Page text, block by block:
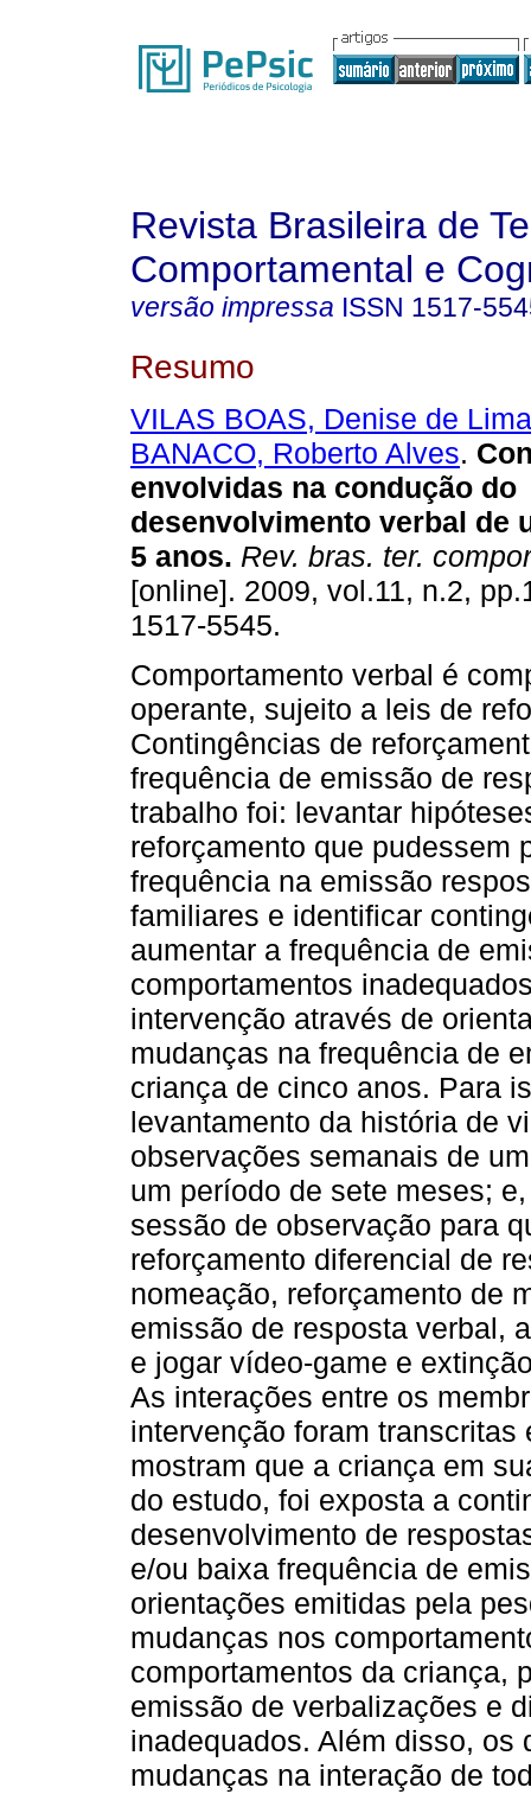
Revista Brasileira de
Comportamental e
versão impressa ISSN 1517-
Resumo
VILAS BOAS, Denise de
BANACO, Roberto Alves.
envolvidas na condução do
desenvolvimento verbal de
5 anos. Rev. bras. ter.
[online]. 2009, vol.11, n.2,
1517-5545.
Comportamento verbal é
operante, sujeito a leis de
Contingências de
frequência de emissão de
trabalho foi: levantar
reforçamento que pudessem
frequência na emissão
familiares e identificar
aumentar a frequência de
comportamentos
intervenção através de
mudanças na frequência de
criança de cinco anos. Para
levantamento da história de
observações semanais de
um período de sete meses;
sessão de observação para
reforçamento diferencial de
nomeação, reforçamento de
emissão de resposta verbal,
e jogar vídeo-game e
As interações entre os
intervenção foram
mostram que a criança em
do estudo, foi exposta a
desenvolvimento de
e/ou baixa frequência de
orientações emitidas pela
mudanças nos
comportamentos da criança,
emissão de verbalizações e
inadequados. Além disso, os
mudanças na interação de